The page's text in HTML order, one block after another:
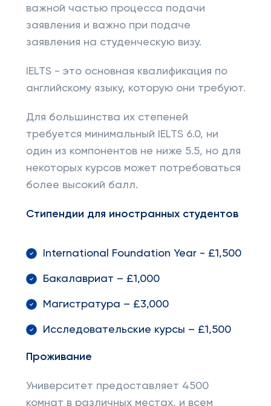
важной частью процесса подачи
заявления и важно при подаче
заявления на студенческую визу.
IELTS - это основная квалификация по
английскому языку, которую они требуют.
Для большинства их степеней
требуется минимальный IELTS 6.0, ни
один из компонентов не ниже 5.5, но для
некоторых курсов может потребоваться
более высокий балл.
Стипендии для иностранных студентов
International Foundation Year - £1,500
Бакалавриат – £1,000
Магистратура – £3,000
Исследовательские курсы – £1,500
Проживание
Университет предоставляет 4500
комнат в различных местах, и всем